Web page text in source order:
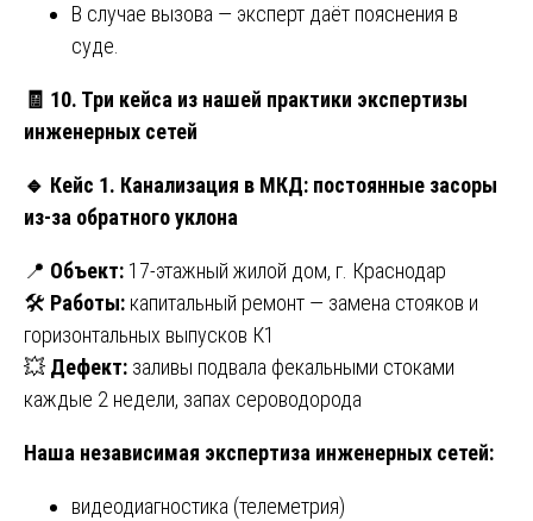
В случае вызова — эксперт даёт пояснения в
суде.
🧾 10. Три кейса из нашей практики экспертизы
инженерных сетей
🔹 Кейс 1. Канализация в МКД: постоянные засоры
из-за обратного уклона
📍 Объект: 17-этажный жилой дом, г. Краснодар
🛠 Работы: капитальный ремонт — замена стояков и
горизонтальных выпусков К1
💥 Дефект: заливы подвала фекальными стоками
каждые 2 недели, запах сероводорода
Наша независимая экспертиза инженерных сетей:
видеодиагностика (телеметрия)